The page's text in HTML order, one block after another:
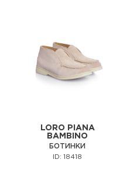
LORO PIANA
BAMBINO
БОТИНКИ
ID: 18418